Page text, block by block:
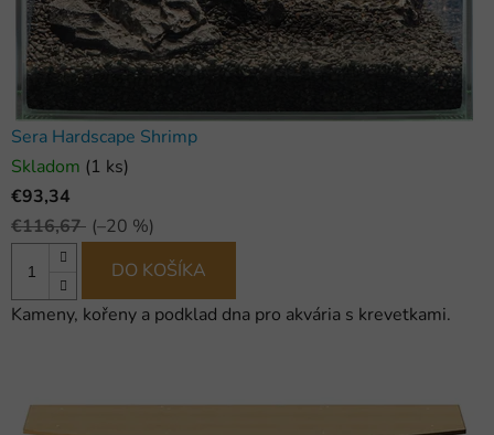
Sera Hardscape Shrimp
Skladom (1 ks)
€93,34
€116,67 (–20 %)
DO KOŠÍKA
Kameny, kořeny a podklad dna pro akvária s krevetkami.